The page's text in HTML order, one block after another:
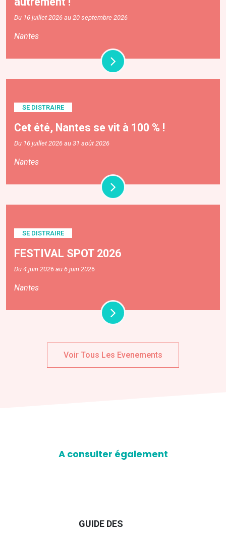
Du 16 juillet 2026 au 20 septembre 2026
Nantes
SE DISTRAIRE
Cet été, Nantes se vit à 100 % !
Du 16 juillet 2026 au 31 août 2026
Nantes
SE DISTRAIRE
FESTIVAL SPOT 2026
Du 4 juin 2026 au 6 juin 2026
Nantes
Voir Tous Les Evenements
A consulter également
GUIDE DES